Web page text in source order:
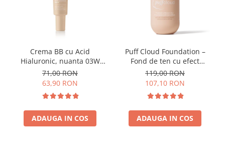
Crema BB cu Acid
Hialuronic, nuanta 03W
NATURAL 30ml
71,00 RON
63,90 RON
ADAUGA IN COS
Puff Cloud Foundation –
Fond de ten cu efect
natural
119,00 RON
107,10 RON
ADAUGA IN COS